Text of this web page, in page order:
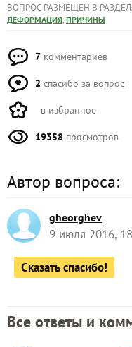
ВОПРОС РАЗМЕЩЕН В
ДЕФОРМАЦИЯ, ПРИЧИНЫ
7 комментариев
2 спасибо за вопрос
в избранное
19358 просмотров
Автор вопроса:
gheorghev
9 июля 2016,
Сказать спасибо!
Все ответы и